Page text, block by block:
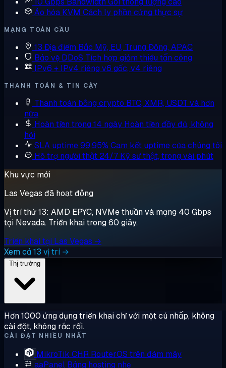
Ảo hóa KVM Cách ly phần cứng thực sự
MẠNG TOÀN CẦU
13 Địa điểm Bắc Mỹ, EU, Trung Đông, APAC
Bảo vệ DDoS Tích hợp giảm thiểu tấn công
IPv6 + IPv4 riêng v6 gốc, v4 riêng
THANH TOÁN & TIN CẬY
Thanh toán bằng crypto BTC, XMR, USDT và hơn
nữa
Hoàn tiền trong 14 ngày Hoàn tiền đầy đủ, không
hỏi
SLA uptime 99,95% Cam kết uptime của chúng tôi
Hỗ trợ người thật 24/7 Kỹ sư thật, trong vài phút
Khu vực mới
Las Vegas đã hoạt động
Vị trí thứ 13: AMD EPYC, NVMe thuần và mạng 40 Gbps
tại Nevada. Triển khai trong 60 giây.
Triển khai tại Las Vegas →
Xem cả 13 vị trí →
Hơn 1000 ứng dụng triển khai chỉ với một cú nhấp, không
cài đặt, không rắc rối.
CÀI ĐẶT NHIỀU NHẤT
MikroTik CHR RouterOS trên đám mây
aaPanel Bảng hosting nhẹ